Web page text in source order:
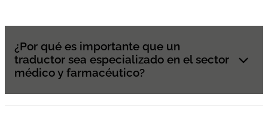
¿Por qué es importante que un
traductor sea especializado en el sector
médico y farmacéutico?